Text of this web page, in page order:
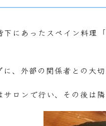
下にあったスペイン料理
に、外部の関係者との大
ロンで行い、その後は